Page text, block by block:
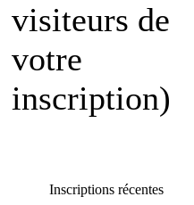
visiteurs de
votre
inscription)
Inscriptions récentes